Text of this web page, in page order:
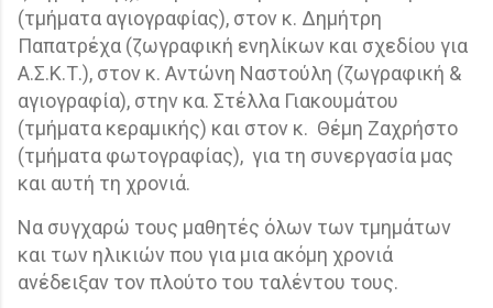
(τμήματα αγιογραφίας), στον κ. Δημήτρη
Παπατρέχα (ζωγραφική ενηλίκων και σχεδίου για
Α.Σ.Κ.Τ.), στον κ. Αντώνη Ναστούλη (ζωγραφική &
αγιογραφία), στην κα. Στέλλα Γιακουμάτου
(τμήματα κεραμικής) και στον κ. Θέμη Ζαχρήστο
(τμήματα φωτογραφίας), για τη συνεργασία μας
και αυτή τη χρονιά.
Να συγχαρώ τους μαθητές όλων των τμημάτων
και των ηλικιών που για μια ακόμη χρονιά
ανέδειξαν τον πλούτο του ταλέντου τους.